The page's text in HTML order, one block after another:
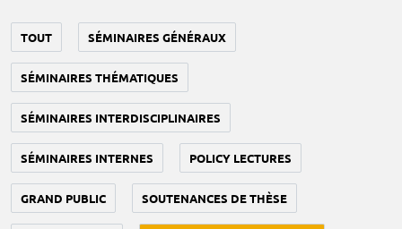
TOUT SÉMINAIRES GÉNÉRAUX
SÉMINAIRES THÉMATIQUES
SÉMINAIRES INTERDISCIPLINAIRES
SÉMINAIRES INTERNES POLICY LECTURES
GRAND PUBLIC SOUTENANCES DE THÈSE